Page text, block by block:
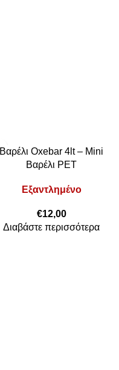
Βαρέλι Oxebar 4lt – Mini
Βαρέλι PET
Εξαντλημένο
€12,00
Διαβάστε περισσότερα